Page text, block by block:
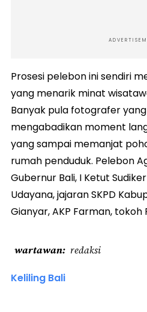
Prosesi pelebon ini sendiri
yang menarik minat
Banyak pula fotografer
mengabadikan moment
yang sampai memanjat
rumah penduduk. Pelebon
Gubernur Bali, I Ketut
Udayana, jajaran SKPD
Gianyar, AKP Farman, tokoh
wartawan redaksi
Keliling Bali